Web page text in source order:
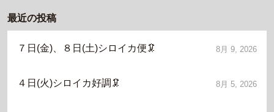
最近の投稿
７日(金)、８日(土)シロイカ便🦑 8月 9, 2026
４日(火)シロイカ好調🦑 8月 5, 2026